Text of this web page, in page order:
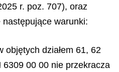
r. poz. 707), oraz
następujące warunki:
objętych działem 61, 62
6309 00 00 nie przekracza